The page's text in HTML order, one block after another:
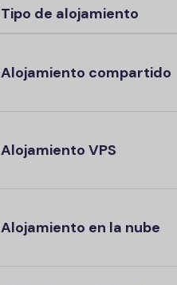
Tipo de alojamiento
Alojamiento compartido
Alojamiento VPS
Alojamiento en la nube